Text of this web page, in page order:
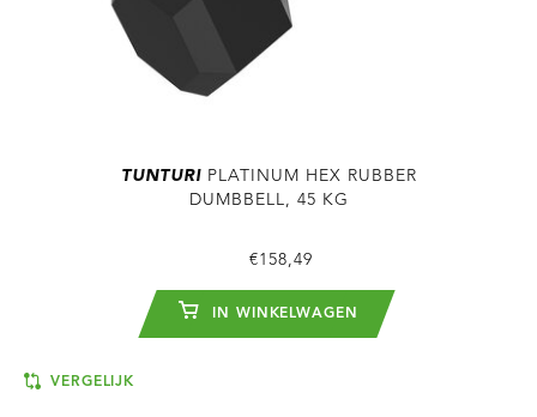
TUNTURIPLATINUM HEX RUBBER
DUMBBELL, 45 KG
€158,49
IN WINKELWAGEN
VERGELIJK